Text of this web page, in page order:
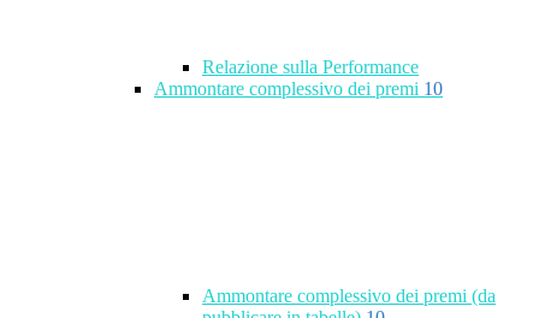
Relazione sulla Performance
Ammontare complessivo dei premi 10
Ammontare complessivo dei premi (da